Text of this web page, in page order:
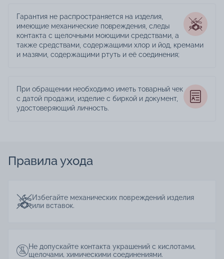
Гарантия не распространяется на изделия,
имеющие механические повреждения, следы
контакта с щелочными моющими средствами, а
также средствами, содержащими хлор и йод, кремами
и мазями, содержащими ртуть и её соединения;
При обращении необходимо иметь товарный чек
с датой продажи, изделие с биркой и документ,
удостоверяющий личность.
Правила ухода
Избегайте механических повреждений изделия
или вставок.
Не допускайте контакта украшений с кислотами,
щелочами, химическими соединениями.